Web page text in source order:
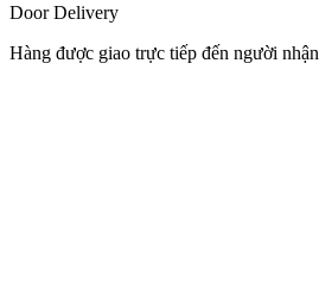
Door Delivery
Hàng được giao trực tiếp đến người nhận